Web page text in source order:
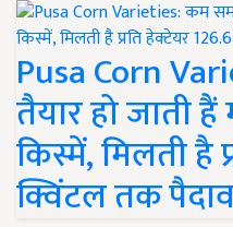
Pusa Corn
तैयार हो जाती
किस्में, मिलती है
क्विंटल तक